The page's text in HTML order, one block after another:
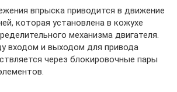
впрыска приводится в движение
которая установлена в кожухе
механизма двигателя.
входом и выходом для привода
через блокировочные пары